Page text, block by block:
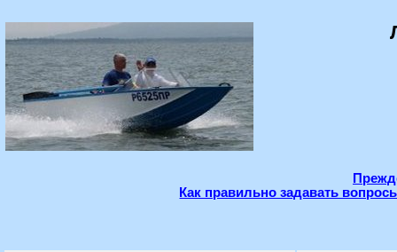
Как правильно задавать